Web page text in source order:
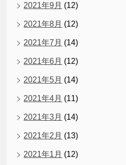
2021年9月 (12)
2021年8月 (12)
2021年7月 (14)
2021年6月 (12)
2021年5月 (14)
2021年4月 (11)
2021年3月 (14)
2021年2月 (13)
2021年1月 (12)